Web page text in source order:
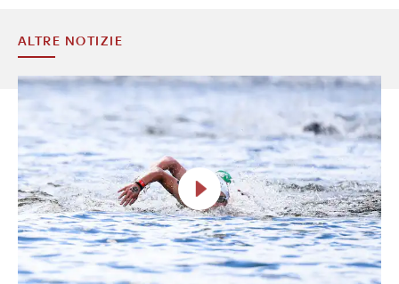
ALTRE NOTIZIE